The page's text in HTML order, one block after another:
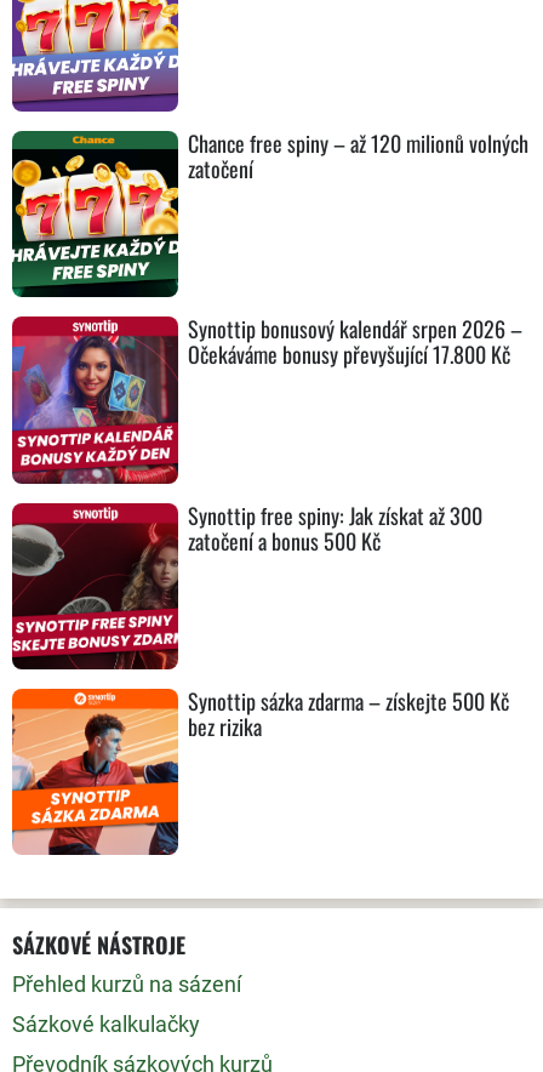
Chance free spiny – až 120 milionů volných
zatočení
Synottip bonusový kalendář srpen 2026 –
Očekáváme bonusy převyšující 17.800 Kč
Synottip free spiny: Jak získat až 300
zatočení a bonus 500 Kč
Synottip sázka zdarma – získejte 500 Kč
bez rizika
SÁZKOVÉ NÁSTROJE
Přehled kurzů na sázení
Sázkové kalkulačky
Převodník sázkových kurzů